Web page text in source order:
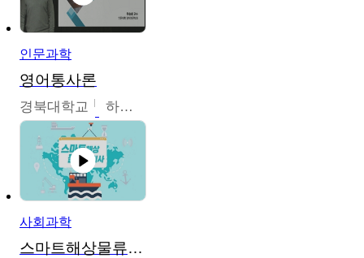
인문과학
영어통사론
경북대학교 하승완
사회과학
스마트해상물류관리사 교육과정2